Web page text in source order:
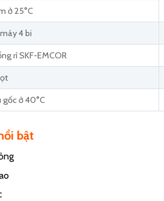
ở 25°C
4 bi
rỉ SKF-EMCOR
ở 40°C
bật